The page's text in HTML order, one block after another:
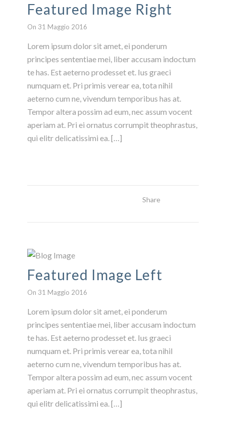
Featured Image Right
On 31 Maggio 2016
Lorem ipsum dolor sit amet, ei ponderum
principes sententiae mei, liber accusam indoctum
te has. Est aeterno prodesset et. Ius graeci
numquam et. Pri primis verear ea, tota nihil
aeterno cum ne, vivendum temporibus has at.
Tempor altera possim ad eum, nec assum vocent
aperiam at. Pri ei ornatus corrumpit theophrastus,
qui elitr delicatissimi ea. […]
Share
Featured Image Left
On 31 Maggio 2016
Lorem ipsum dolor sit amet, ei ponderum
principes sententiae mei, liber accusam indoctum
te has. Est aeterno prodesset et. Ius graeci
numquam et. Pri primis verear ea, tota nihil
aeterno cum ne, vivendum temporibus has at.
Tempor altera possim ad eum, nec assum vocent
aperiam at. Pri ei ornatus corrumpit theophrastus,
qui elitr delicatissimi ea. […]